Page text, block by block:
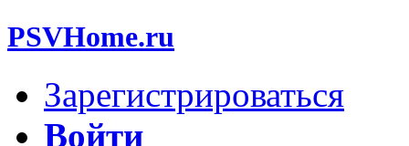
PSVHome.ru
Зарегистрироваться
Войти